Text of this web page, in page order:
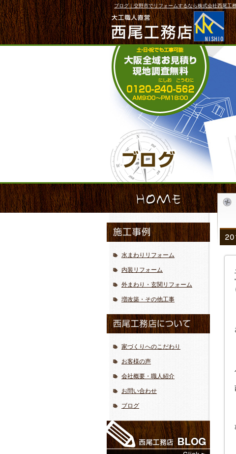
ブログ｜交野市でリフォームするなら株式会社西尾工
水まわりリフォーム
内装リフォーム
外まわり・玄関リフォーム
増改築・その他工事
家づくりへのこだわり
お客様の声
会社概要・職人紹介
お問い合わせ
ブログ